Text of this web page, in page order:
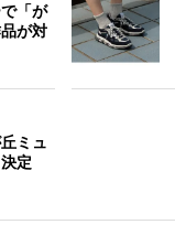
「が
が対
ミュ
定